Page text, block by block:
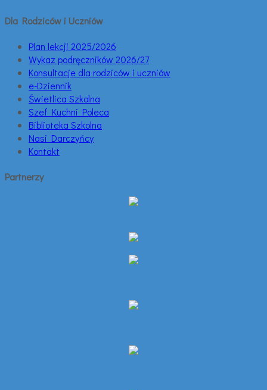
Dla Rodziców i Uczniów
Plan lekcji 2025/2026
Wykaz podręczników 2026/27
Konsultacje dla rodziców i uczniów
e-Dziennik
Świetlica Szkolna
Szef Kuchni Poleca
Biblioteka Szkolna
Nasi Darczyńcy
Kontakt
Partnerzy